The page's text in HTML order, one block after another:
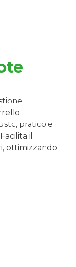
pratico e
il
ottimizzando